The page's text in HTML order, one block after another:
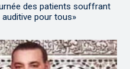
des patients souffrant
pour tous»